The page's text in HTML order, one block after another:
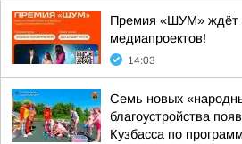
Премия «ШУМ» ждёт
медиапроектов!
14:03
Семь новых
благоустройства
Кузбасса по